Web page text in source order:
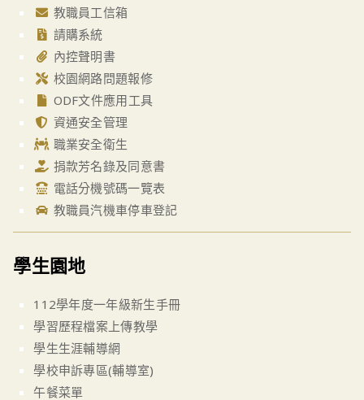
教職員工信箱
請購系統
內控聲明書
校園網路問題報修
ODF文件應用工具
資通安全管理
職業安全衛生
捐款芳名錄及同意書
電話分機號碼一覽表
教職員汽機車停車登記
學生園地
112學年度一年級新生手冊
學習歷程檔案上傳教學
學生生涯輔導網
學校申訴專區(輔導室)
午餐菜單